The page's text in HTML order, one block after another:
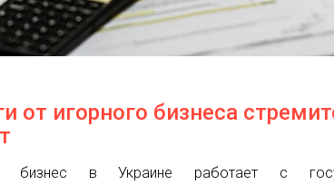
от игорного бизнеса
бизнес в Украине работает с